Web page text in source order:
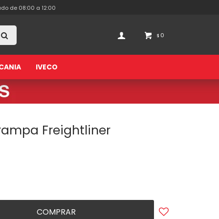
IVECO
$ 0
de 08:00 a 12:00
Freightliner
COMPRAR